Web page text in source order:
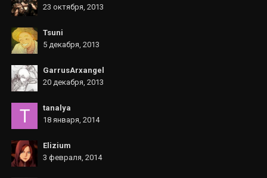
23 октября, 2013
Tsuni
5 декабря, 2013
GarrusArxangel
20 декабря, 2013
tanalya
18 января, 2014
Elizium
3 февраля, 2014